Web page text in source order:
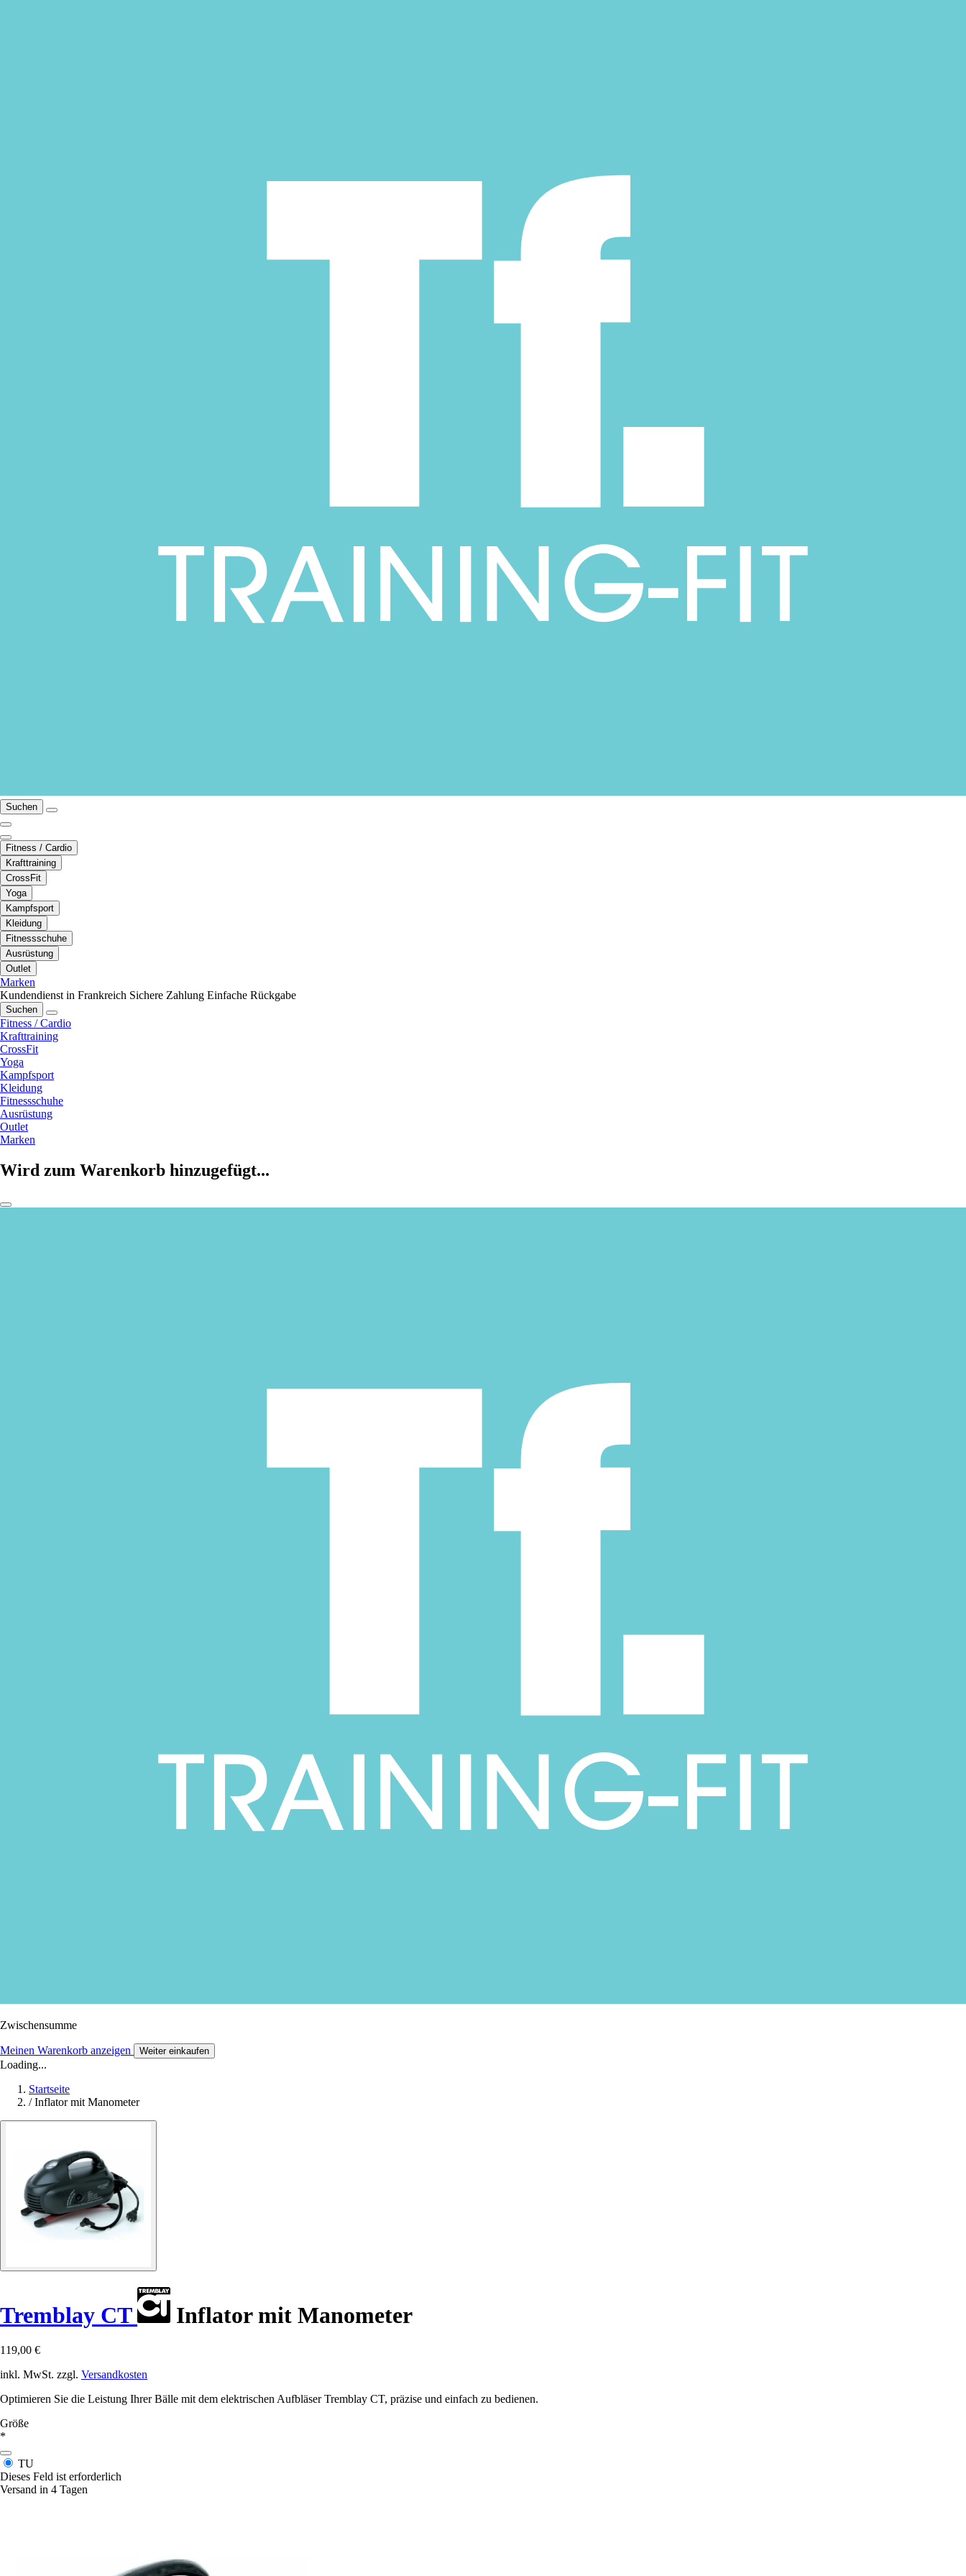
Suchen
Fitness / Cardio
Krafttraining
CrossFit
Yoga
Kampfsport
Kleidung
Fitnessschuhe
Ausrüstung
Outlet
Marken
Kundendienst in Frankreich Sichere Zahlung Einfache Rückgabe
Suchen
Fitness / Cardio
Krafttraining
CrossFit
Yoga
Kampfsport
Kleidung
Fitnessschuhe
Ausrüstung
Outlet
Marken
Wird zum Warenkorb hinzugefügt...
Zwischensumme
Meinen Warenkorb anzeigen Weiter einkaufen
Loading...
Startseite
/ Inflator mit Manometer
Tremblay CT Inflator mit Manometer
119,00 €
inkl. MwSt. zzgl. Versandkosten
Optimieren Sie die Leistung Ihrer Bälle mit dem elektrischen Aufbläser Tremblay CT, präzise und einfach zu bedienen.
Größe
*
TU
Dieses Feld ist erforderlich
Versand in 4 Tagen